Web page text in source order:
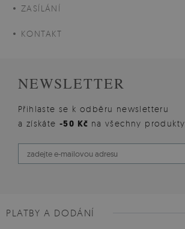
ZASÍLÁNÍ
KONTAKT
NEWSLETTER
Přihlaste se k odběru newsletteru
a získáte -50 Kč na všechny produkty
PLATBY A DODÁNÍ